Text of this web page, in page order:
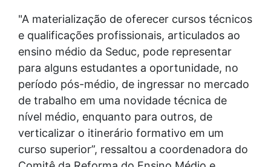
"A materialização de oferecer cursos técnicos
e qualificações profissionais, articulados ao
ensino médio da Seduc, pode representar
para alguns estudantes a oportunidade, no
período pós-médio, de ingressar no mercado
de trabalho em uma novidade técnica de
nível médio, enquanto para outros, de
verticalizar o itinerário formativo em um
curso superior”, ressaltou a coordenadora do